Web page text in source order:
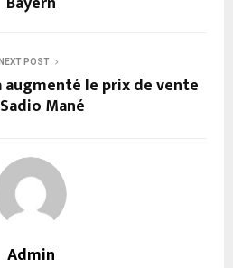
NEXT POST
augmenté le prix de vente
Mané
Admin